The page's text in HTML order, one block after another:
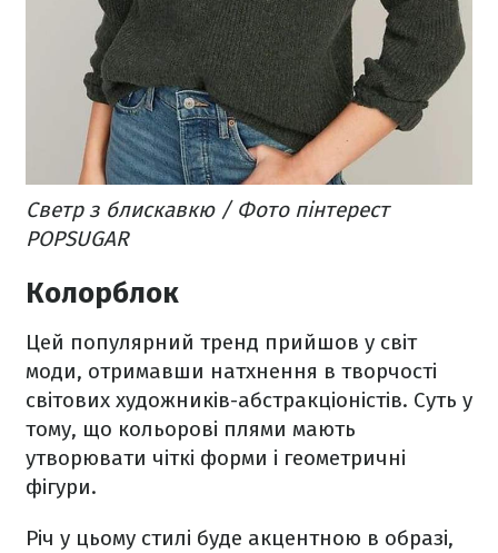
Светр з блискавкю / Фото пінтерест
POPSUGAR
Колорблок
Цей популярний тренд прийшов у світ
моди, отримавши натхнення в творчості
світових художників-абстракціоністів. Суть у
тому, що кольорові плями мають
утворювати чіткі форми і геометричні
фігури.
Річ у цьому стилі буде акцентною в образі,